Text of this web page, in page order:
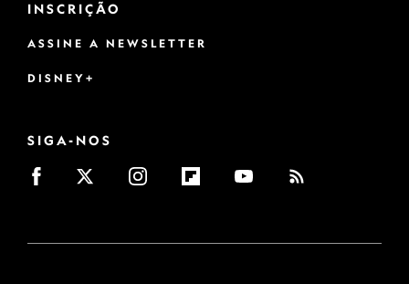
INSCRIÇÃO
ASSINE A NEWSLETTER
DISNEY+
SIGA-NOS